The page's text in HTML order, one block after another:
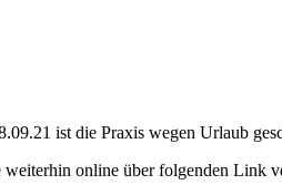
ist die Praxis wegen Urlaub
weiterhin online über folgenden Link